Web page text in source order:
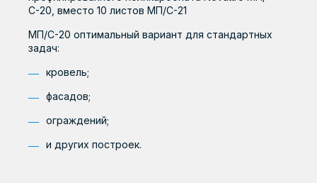
С-20, вместо 10 листов МП/С-21
МП/С-20 оптимальный вариант для стандартных
задач:
кровель;
фасадов;
ограждений;
и других построек.